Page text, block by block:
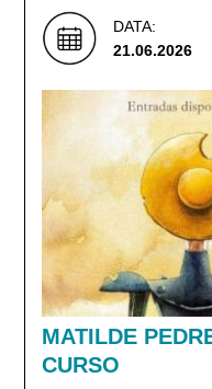
DATA:
21.06.2026
MATILDE
CURSO